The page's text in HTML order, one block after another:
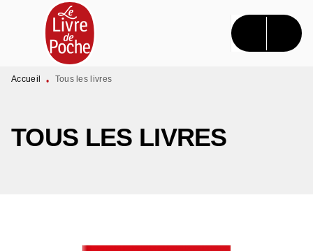
MENU RECHERCHE CONTENU
PIED DE PAGE
Accueil • Tous les livres
TOUS LES LIVRES